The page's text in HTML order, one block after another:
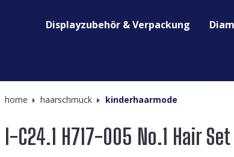
Displayzubehör & Verpackung
home haarschmuck kinderhaarmode
I-C24.1 H717-005 No.1 Hair